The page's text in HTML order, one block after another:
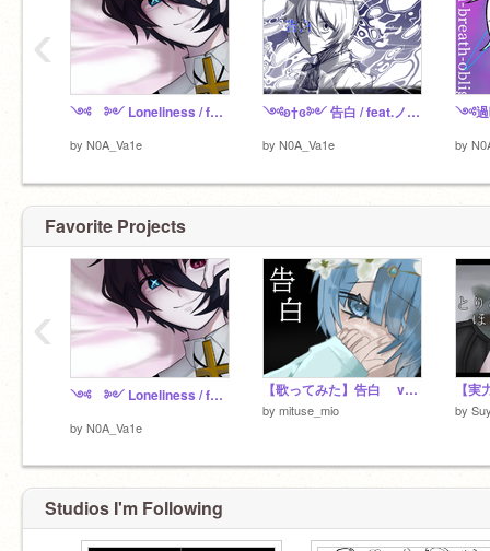
༺ ༻ Loneliness / feat.ノア・ヴェイル
by N0A_Va1e
༺ʚ†ɞ༻ 告白 / feat.ノア・ヴェイル
by N0A_Va1e by
‹
Favorite Projects
༺ ༻ Loneliness / feat.ノア・ヴェイル
by N0A_Va1e
【歌ってみた】告白 vocal by 光星澪
by mituse_mio by
‹
Studios I'm Following